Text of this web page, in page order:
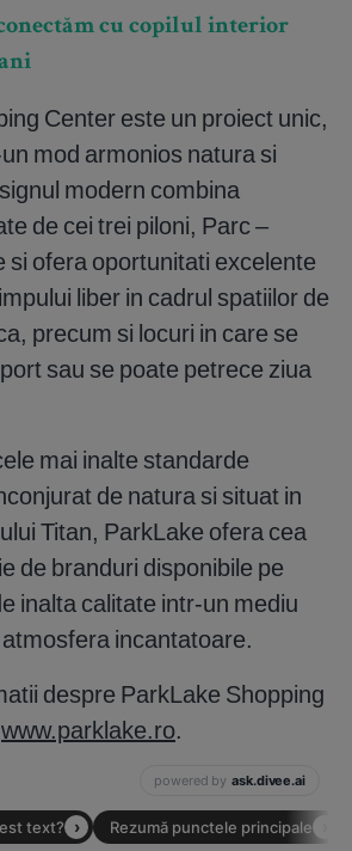
cu copilul interior
Center este un proiect unic,
mod armonios natura si
modern combina
de cei trei piloni, Parc –
si ofera oportunitati excelente
liber in cadrul spatiilor de
precum si locuri in care se
sau se poate petrece ziua
mai inalte standarde
de natura si situat in
Titan, ParkLake ofera cea
de branduri disponibile pe
inalta calitate intr-un mediu
incantatoare.
despre ParkLake Shopping
www.parklake.ro.